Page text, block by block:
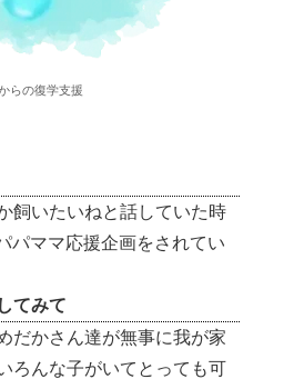
らの復学支援
飼いたいねと話していた時
パママ応援企画をされてい
てみて
だかさん達が無事に我が家
ろんな子がいてとっても可